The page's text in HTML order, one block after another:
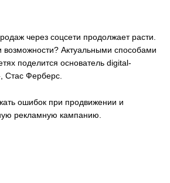
через соцсети продолжает расти.
возможности? Актуальными способами
поделится основатель digital-
Стас Ферберс.
ошибок при продвижении и
рекламную кампанию.